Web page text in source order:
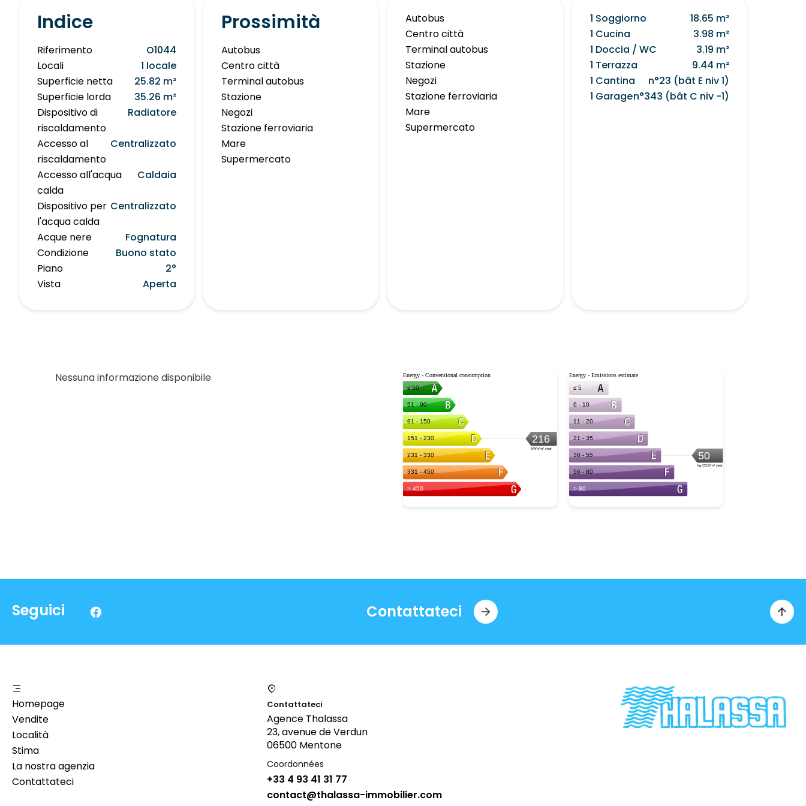
Indice
Riferimento
O1044
Locali
1 locale
Superficie netta
25.82 m²
Superficie lorda
35.26 m²
Dispositivo di
riscaldamento
Radiatore
Accesso al
riscaldamento
Centralizzato
Accesso all'acqua
calda
Caldaia
Dispositivo per
l'acqua calda
Centralizzato
Acque nere
Fognatura
Condizione
Buono stato
Piano
2°
Vista
Aperta
Prossimità
Autobus
Centro città
Terminal autobus
Stazione
Negozi
Stazione ferroviaria
Mare
Supermercato
Autobus
Centro città
Terminal autobus
Stazione
Negozi
Stazione ferroviaria
Mare
Supermercato
1 Soggiorno
18.65 m²
1 Cucina
3.98 m²
1 Doccia / WC
3.19 m²
1 Terrazza
9.44 m²
1 Cantina
n°23 (bât E niv 1)
1 Garagen°343 (bât C niv -1)
Nessuna informazione disponibile
Seguici Contattateci
Homepage
Vendite
Località
Stima
La nostra agenzia
Contattateci
Contattateci
Agence Thalassa
23, avenue de Verdun
06500 Mentone
Coordonnées
+33 4 93 41 31 77
contact@thalassa-immobilier.com